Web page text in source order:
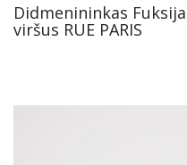
Didmenininkas
viršus RUE PARIS